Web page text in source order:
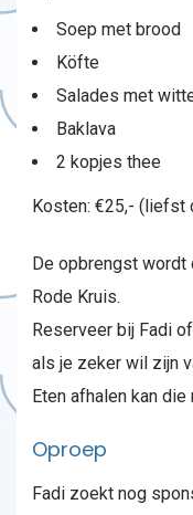
Soep met brood
Köfte
Salades met
Baklava
2 kopjes thee
Kosten: €25,- (liefst
De opbrengst wordt
Rode Kruis.
Reserveer bij Fadi
als je zeker wil zijn
Eten afhalen kan die
Oproep
Fadi zoekt nog